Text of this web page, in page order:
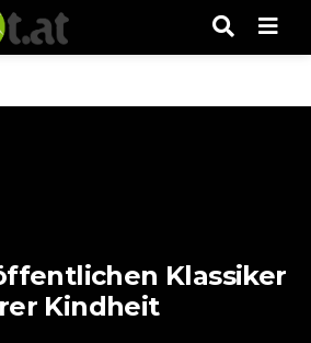
Klassiker
Kindheit